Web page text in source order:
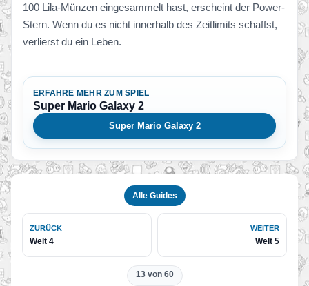
100 Lila-Münzen eingesammelt hast, erscheint der Power-
Stern. Wenn du es nicht innerhalb des Zeitlimits schaffst,
verlierst du ein Leben.
ERFAHRE MEHR ZUM SPIEL
Super Mario Galaxy 2
Super Mario Galaxy 2
Alle Guides
ZURÜCK
Welt 4
WEITER
Welt 5
13 von 60